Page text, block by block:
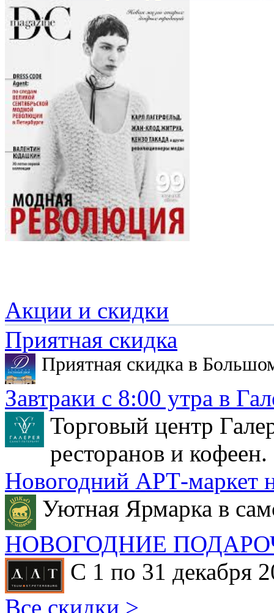
Акции и скидки
Приятная скидка
Приятная скидка в
Завтраки с 8:00 утра в
Торговый центр
ресторанов и кофеен.
Новогодний АРТ-маркет
Уютная Ярмарка в
НОВОГОДНИЕ
С 1 по 31 декабря
Все скидки >